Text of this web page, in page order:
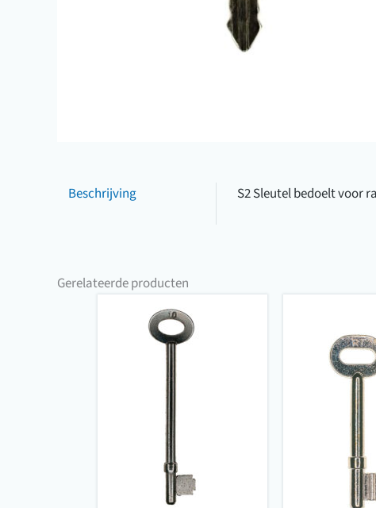
Beschrijving S2 Sleutel bedoelt voor
Gerelateerde producten